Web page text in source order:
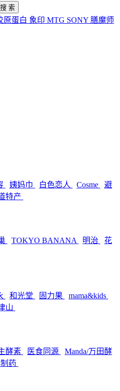
搜 索
原蛋白 象印 MTG SONY 膳魔师
姨妈巾 白色恋人 Cosme
避
特产
TOKYO BANANA 明治
花
和光堂 固力果
mama&kids
山
酵素 医食同源
Manda/万田酵
药